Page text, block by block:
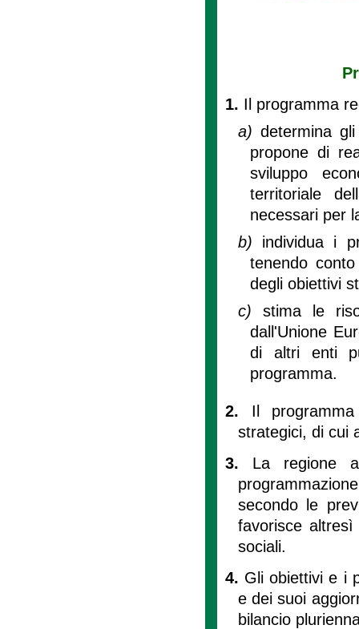
1. Il programma
a) determina
propone di
sviluppo
territoriale
necessari per
b) individua i
tenendo
degli obiettivi
c) stima le
dall'Unione
di altri enti
programma.
2. Il
strategici, di cui
3. La regione
secondo le
favorisce
sociali.
4. Gli obiettivi e i
e dei suoi
bilancio